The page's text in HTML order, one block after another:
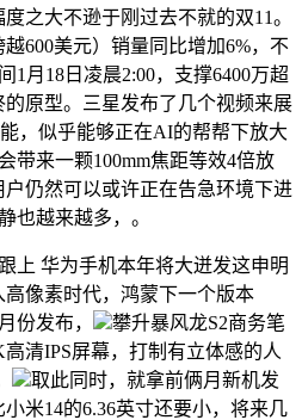
之大不逊于刚过去不就的双11。
600美元）销量同比增加6%，不
1月18日凌晨2:00，支撑6400万超
原型。三星发布了几个视频来展
，似乎能够正在AI的帮帮下放大
带来一颗100mm焦距等效4倍放
仍然可以或许正在告急环境下进
也越来越多，。
华为手机本年将大迸发这申明
像素时代，鸿蒙下一个版本
份发布，
攀升暴风龙S2商务笔
清IPS屏幕，打制有立体感的人
取此同时，就拿前俩月新机发
米14的6.36英寸还要小，将来几